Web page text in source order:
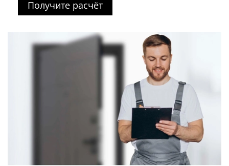
Получите расчёт